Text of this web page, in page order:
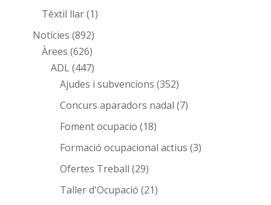
Tèxtil llar(1)
Notícies (892)
Àrees (626)
ADL(447)
Ajudes i subvencions (352)
Concurs aparadors nadal (7)
Foment ocupacio (18)
Formació ocupacional actius (3)
Ofertes Treball (29)
Taller d'Ocupació (21)